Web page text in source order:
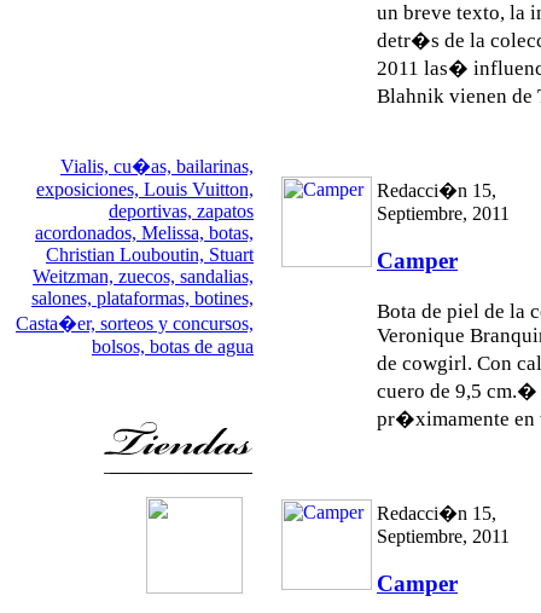
Vialis, cu�as, bailarinas,
exposiciones, Louis Vuitton,
deportivas, zapatos
acordonados, Melissa, botas,
Christian Louboutin, Stuart
Weitzman, zuecos, sandalias,
salones, plataformas, botines,
Casta�er, sorteos y concursos,
bolsos, botas de agua
un breve texto, la
detr�s de la
2011 las�
Blahnik vienen
Redacci�n 15,
Septiembre, 2011
Camper
Bota de piel de la
Veronique
de cowgirl. Con
cuero de 9,5
pr�ximamente en
Redacci�n 15,
Septiembre, 2011
Camper